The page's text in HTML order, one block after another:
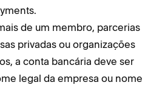
de um membro, parcerias
privadas ou organizações
a conta bancária deve ser
legal da empresa ou nome